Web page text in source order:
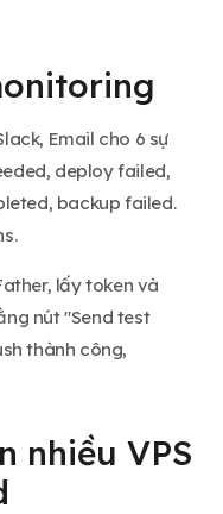
Email cho 6 sự
deploy failed,
backup failed.
lấy token và
nút "Send test
thành công,
nhiều VPS